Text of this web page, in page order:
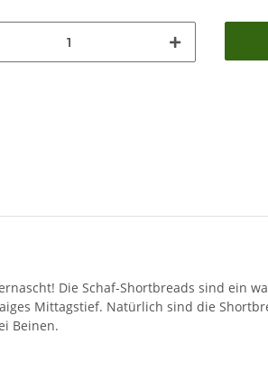
Die Schaf-Shortbreads sind ein
Mittagstief. Natürlich sind die
Beinen.